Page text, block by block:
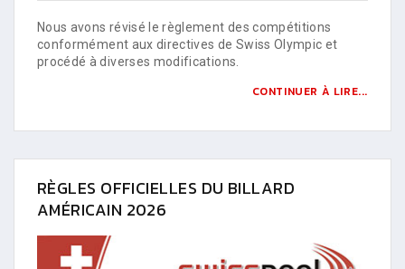
Nous avons révisé le règlement des compétitions
conformément aux directives de Swiss Olympic et
procédé à diverses modifications.
CONTINUER À LIRE...
RÈGLES OFFICIELLES DU BILLARD
AMÉRICAIN 2026